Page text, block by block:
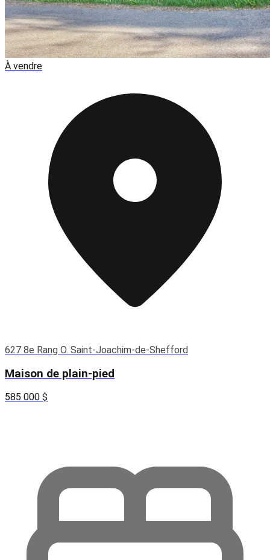
À vendre
627 8e Rang O. Saint-Joachim-de-Shefford
Maison de plain-pied
585 000 $